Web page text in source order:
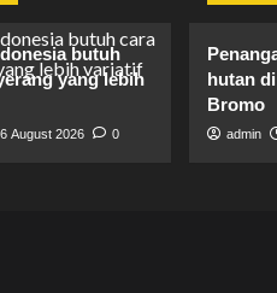
butuh
yang lebih
6 August 2026 0
hutan
Bromo
admin